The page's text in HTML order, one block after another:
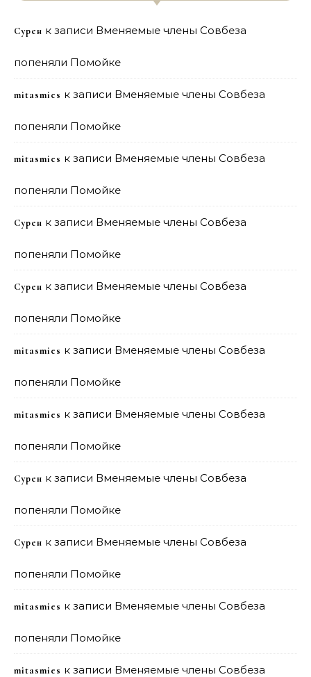
Сурен к записи Вменяемые члены Совбеза
попеняли Помойке
mitasmies к записи Вменяемые члены Совбеза
попеняли Помойке
mitasmies к записи Вменяемые члены Совбеза
попеняли Помойке
Сурен к записи Вменяемые члены Совбеза
попеняли Помойке
Сурен к записи Вменяемые члены Совбеза
попеняли Помойке
mitasmies к записи Вменяемые члены Совбеза
попеняли Помойке
mitasmies к записи Вменяемые члены Совбеза
попеняли Помойке
Сурен к записи Вменяемые члены Совбеза
попеняли Помойке
Сурен к записи Вменяемые члены Совбеза
попеняли Помойке
mitasmies к записи Вменяемые члены Совбеза
попеняли Помойке
mitasmies к записи Вменяемые члены Совбеза